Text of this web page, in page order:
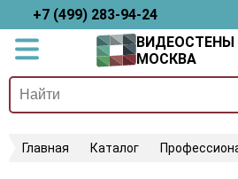
+7 (499) 283-94-24
ВИДЕОСТЕНЫ
МОСКВА
Главная Каталог